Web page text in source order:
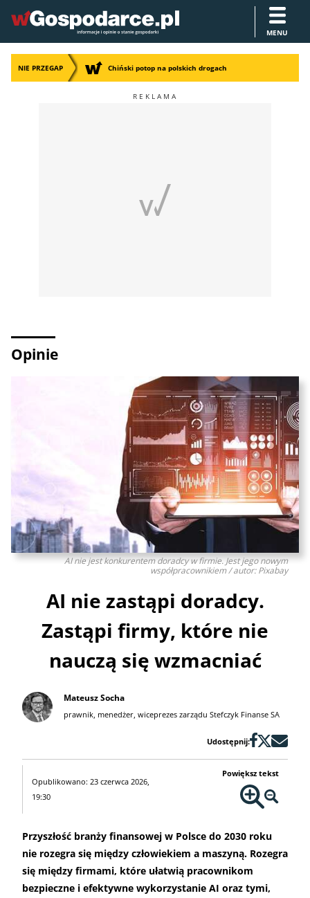
MENU
NIE PRZEGAP Chiński potop na polskich drogach
Opinie
AI nie jest konkurentem doradcy w firmie. Jest jego nowym
współpracownikiem / autor: Pixabay
AI nie zastąpi doradcy.
Zastąpi firmy, które nie
nauczą się wzmacniać
Mateusz Socha
prawnik, menedżer, wiceprezes zarządu Stefczyk Finanse SA
Udostępnij:
Opublikowano: 23 czerwca 2026,
19:30
Powiększ tekst
Przyszłość branży finansowej w Polsce do 2030 roku
nie rozegra się między człowiekiem a maszyną. Rozegra
się między firmami, które ułatwią pracownikom
bezpieczne i efektywne wykorzystanie AI oraz tymi,